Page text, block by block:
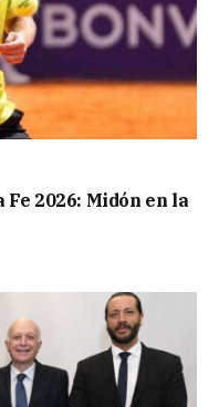
2026: Midón en la